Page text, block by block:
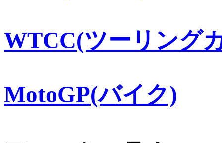
WTCC(ツーリング
MotoGP(バイク)